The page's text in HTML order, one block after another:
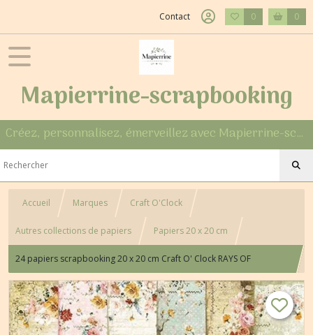
Contact 0 0
Mapierrine-scrapbooking
Créez, personnalisez, émerveillez avec Mapierrine-scrapbooking
Accueil Marques Craft O'Clock
Autres collections de papiers Papiers 20 x 20 cm
24 papiers scrapbooking 20 x 20 cm Craft O' Clock RAYS OF
SUNSHINE